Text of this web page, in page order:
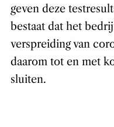
geven deze
bestaat dat het
verspreiding van
daarom tot en met
sluiten.